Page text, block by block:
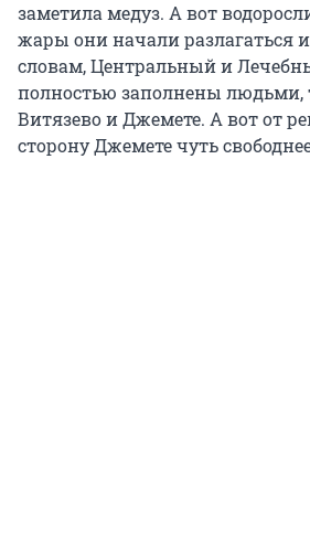
заметила медуз. А вот
жары они начали разлагаться
словам, Центральный и
полностью заполнены людьми,
Витязево и Джемете. А вот от
сторону Джемете чуть